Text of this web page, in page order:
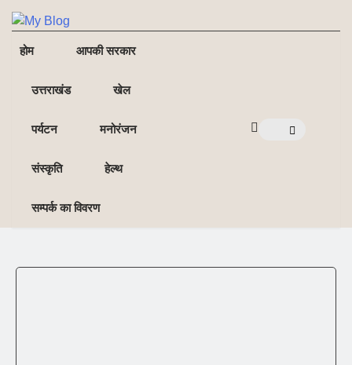
NE
NEWS ELEMENTOR
होम आपकी सरकार
उत्तराखंड खेल
पर्यटन मनोरंजन
संस्कृति हेल्थ
सम्पर्क का विवरण